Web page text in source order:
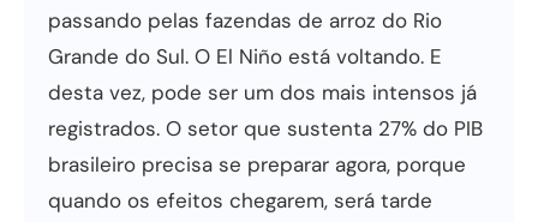
passando pelas fazendas de arroz do Rio
Grande do Sul. O El Niño está voltando. E
desta vez, pode ser um dos mais intensos já
registrados. O setor que sustenta 27% do PIB
brasileiro precisa se preparar agora, porque
quando os efeitos chegarem, será tarde